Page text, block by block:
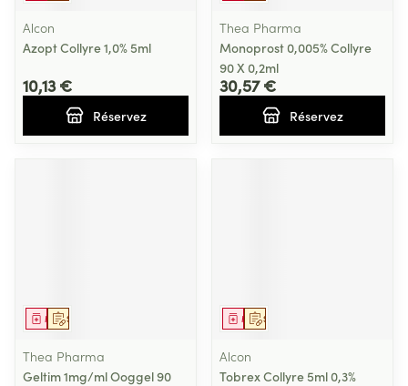
Alcon
Azopt Collyre 1,0% 5ml
10,13 €
Réservez
Thea Pharma
Monoprost 0,005% Collyre
90 X 0,2ml
30,57 €
Réservez
Sur prescription
Médicament
Thea Pharma
Geltim 1mg/ml Ooggel 90
Sur prescription
Médicament
Alcon
Tobrex Collyre 5ml 0,3%